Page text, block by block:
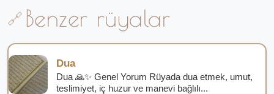
Benzer rüyalar
Dua
Dua 🙏✨ Genel Yorum Rüyada dua etmek, umut,
teslimiyet, iç huzur ve manevi bağlılı...